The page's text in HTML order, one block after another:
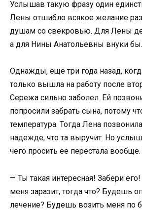
Услышав такую фразу один
Лены отшибло всякое желание
душам со свекровью. Для Лены
а для Нины Анатольевны внуки
Однажды, еще три года назад,
только вышла на работу после
Сережа сильно заболел. Ей
попросили забрать сына, потому
температура. Тогда Лена
надежде, что та выручит. Но
чего просить ее перестала вообще.
— Ты такая интересная! Забери
меня заразит, тогда что? Будешь
лечение? Будешь возить меня по